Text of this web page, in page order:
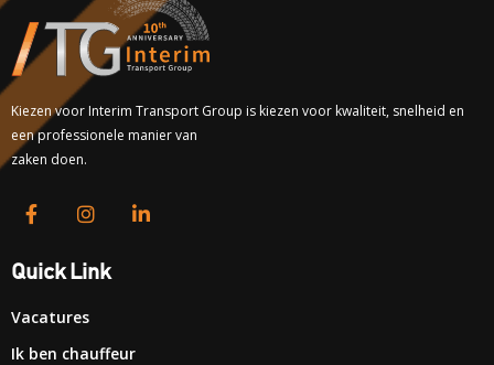
Kiezen voor Interim Transport Group is kiezen voor kwaliteit, snelheid en
een professionele manier van
zaken doen.
Quick Link
Vacatures
Ik ben chauffeur